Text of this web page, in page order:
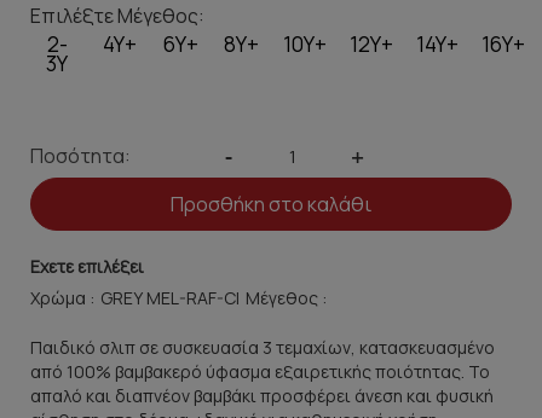
Επιλέξτε Μέγεθος:
2-
3Y
4Y+ 6Y+ 8Y+ 10Y+ 12Y+ 14Y+ 16Y+
Ποσότητα: - +
Προσθήκη στο καλάθι
Εχετε επιλέξει
Χρώμα :
Μέγεθος :
Παιδικό σλιπ σε συσκευασία 3 τεμαχίων, κατασκευασμένο
από 100% βαμβακερό ύφασμα εξαιρετικής ποιότητας. Το
απαλό και διαπνέον βαμβάκι προσφέρει άνεση και φυσική